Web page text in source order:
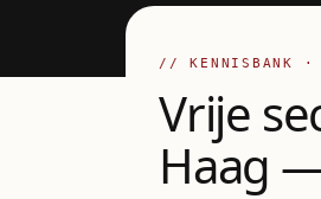
// KENNISBANK ·
Vrije
Haag